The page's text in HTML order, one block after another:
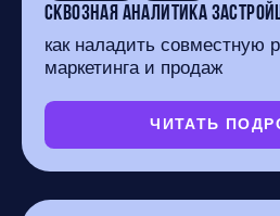
Сквозная аналитика
как наладить совместную
маркетинга и продаж
ЧИТАТЬ